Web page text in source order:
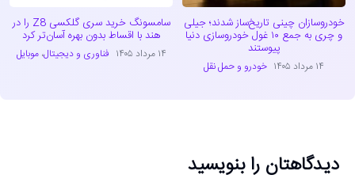
خودروسازان چینی تاریخ‌ساز شدند؛ جیلی
و چری به جمع ۱۰ غول خودروسازی دنیا
پیوستند
۱۴ مرداد ۱۴۰۵ خودرو و حمل نقل
سامسونگ خرید سری گلکسی Z8 را در
هند با اقساط بدون بهره آسان‌تر کرد
۱۴ مرداد ۱۴۰۵ فناوری و دیجیتال،موبایل
دیدگاهتان را بنویسید